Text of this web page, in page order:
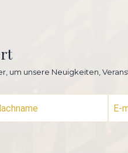
um unsere Neuigkeiten,